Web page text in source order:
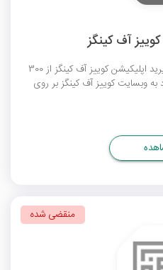
با وارد کردن کد، در قسمت جایزه بگیرید اپلیکیشن کوییز آف کینگز از 300
به وبسایت کوییز آف کینگز بر روی
منقضی شده